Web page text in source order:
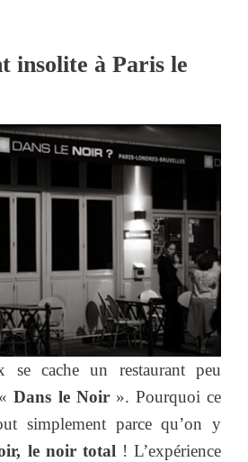
insolite à Paris le
se cache un restaurant peu
«Dans le Noir». Pourquoi ce
simplement parce qu’on y
le noir total! L’expérience